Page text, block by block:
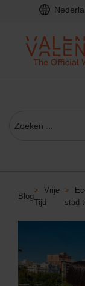
Blog
>
Vrije
Tijd
>
stad